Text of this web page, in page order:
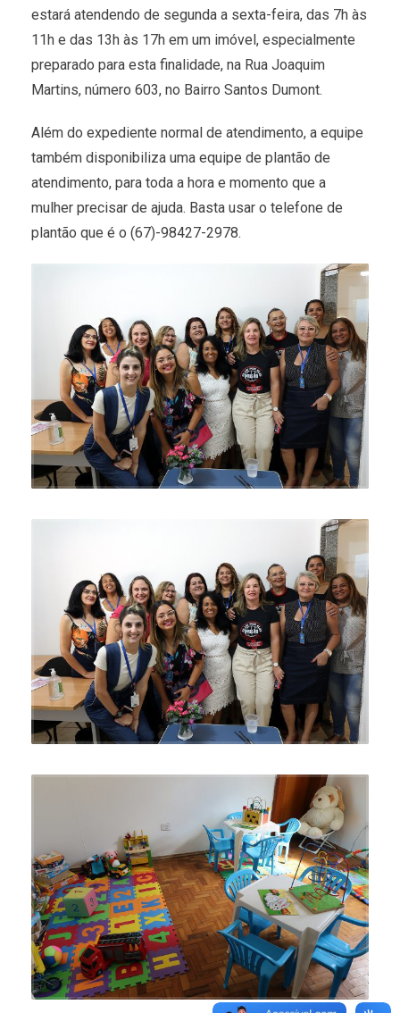
estará atendendo de segunda a sexta-feira, das 7h às
11h e das 13h às 17h em um imóvel, especialmente
preparado para esta finalidade, na Rua Joaquim
Martins, número 603, no Bairro Santos Dumont.
Além do expediente normal de atendimento, a equipe
também disponibiliza uma equipe de plantão de
atendimento, para toda a hora e momento que a
mulher precisar de ajuda. Basta usar o telefone de
plantão que é o (67)-98427-2978.